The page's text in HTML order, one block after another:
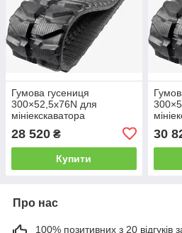
Гумова гусениця
300×52,5x76N для
мініекскаватора
28 520 ₴
Купити
30
Про нас
100% позитивних з 20 відгуків